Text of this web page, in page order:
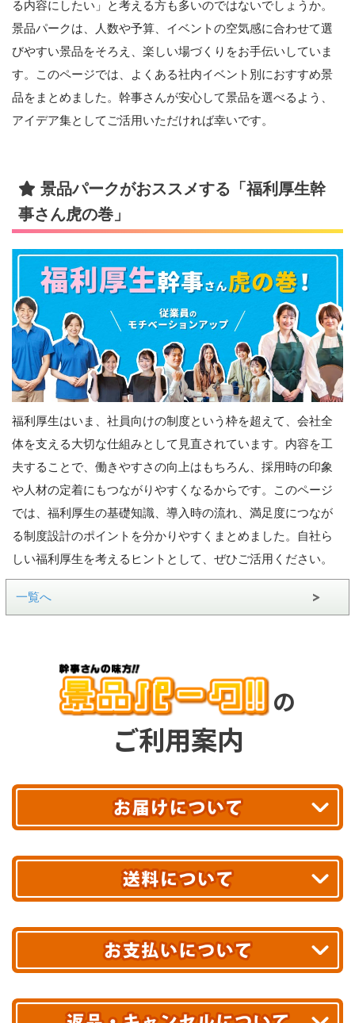
る内容にしたい」と考える方も多いのではないでしょうか。
景品パークは、人数や予算、イベントの空気感に合わせて選
びやすい景品をそろえ、楽しい場づくりをお手伝いしていま
す。このページでは、よくある社内イベント別におすすめ景
品をまとめました。幹事さんが安心して景品を選べるよう、
アイデア集としてご活用いただければ幸いです。
景品パークがおススメする「福利厚生幹
事さん虎の巻」
福利厚生はいま、社員向けの制度という枠を超えて、会社全
体を支える大切な仕組みとして見直されています。内容を工
夫することで、働きやすさの向上はもちろん、採用時の印象
や人材の定着にもつながりやすくなるからです。このページ
では、福利厚生の基礎知識、導入時の流れ、満足度につなが
る制度設計のポイントを分かりやすくまとめました。自社ら
しい福利厚生を考えるヒントとして、ぜひご活用ください。
一覧へ
の
ご利用案内
最短翌日お届け!
あす着エリアが対象です。
エリアやお届け日の確認はこちら▶
※ 配送業者による配送遅延が生じる可能性がございます。
※ 沖縄・離島はお届けできません。
送料無料!
10,000円未満 全国一律1,100円(税込)
配送業者
クレジットカード